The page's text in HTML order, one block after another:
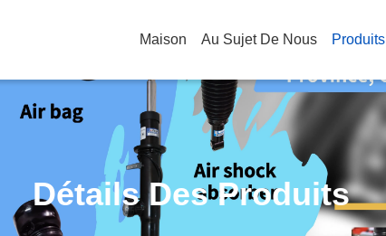
Maison Au Sujet De Nous Produits
Détails Des Produits